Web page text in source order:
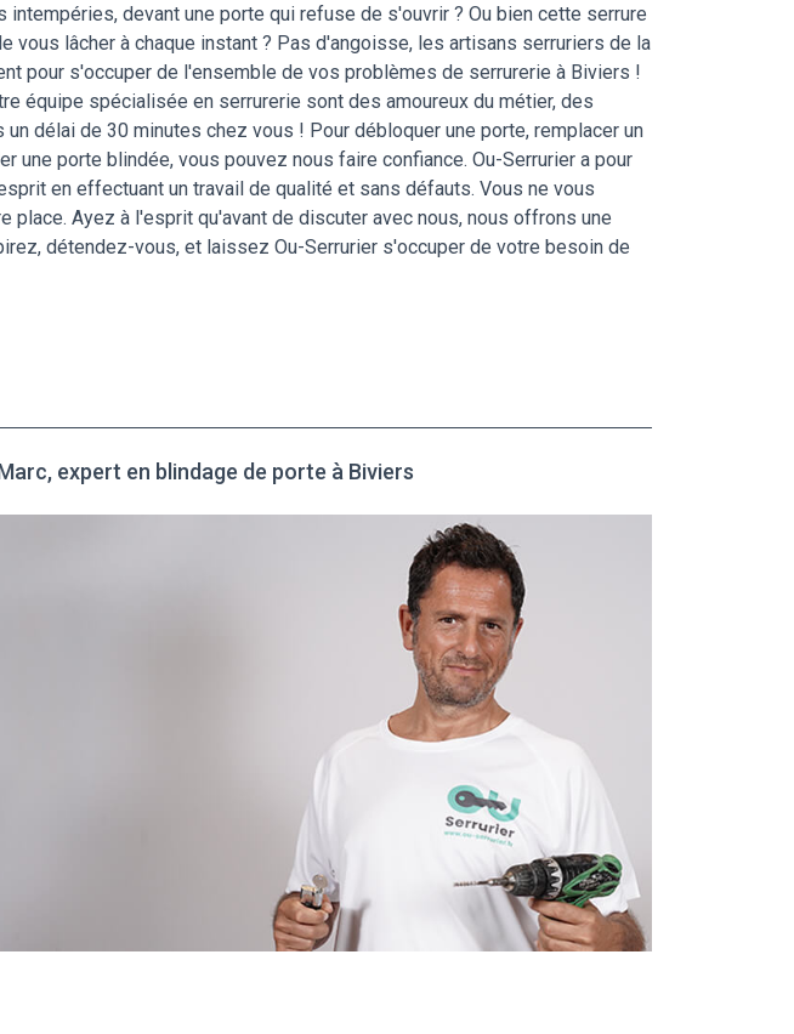
devant une porte qui refuse de s'ouvrir ? Ou bien cette serrure
vous lâcher à chaque instant ? Pas d'angoisse, les artisans serruriers de la
pour s'occuper de l'ensemble de vos problèmes de serrurerie à Biviers !
équipe spécialisée en serrurerie sont des amoureux du métier, des
délai de 30 minutes chez vous ! Pour débloquer une porte, remplacer un
une porte blindée, vous pouvez nous faire confiance. Ou-Serrurier a pour
en effectuant un travail de qualité et sans défauts. Vous ne vous
Ayez à l'esprit qu'avant de discuter avec nous, nous offrons une
détendez-vous, et laissez Ou-Serrurier s'occuper de votre besoin de
expert en blindage de porte à Biviers